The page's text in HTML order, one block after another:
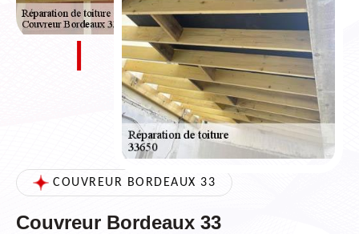
COUVREUR BORDEAUX 33
Couvreur Bordeaux 33